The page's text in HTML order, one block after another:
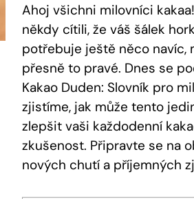
Ahoj ⁤všichni​ milovníci
někdy cítili, že ​váš ‍šálek​
potřebuje ještě něco navíc,
přesně‍ to pravé. Dnes ​se
Kakao Duden: Slovník pro
zjistíme, jak může ‌tento
zlepšit vaši každodenní
zkušenost. Připravte​ se na
‍nových chutí ‍a příjemných